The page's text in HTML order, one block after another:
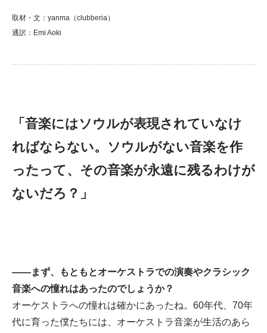
取材・文：yanma（clubberia）
通訳：Emi Aoki
「音楽にはソウルが表現されていなけ
ればならない。ソウルがない音楽を作
ったって、その音楽が永遠に残るわけが
ないだろ？」
——まず、もともとオーケストラでの演奏やクラシック
音楽への憧れはあったのでしょうか？
オーケストラへの憧れは確かにあったね。60年代、70年
代に育った僕たちには、オーケストラ音楽が生活のあら